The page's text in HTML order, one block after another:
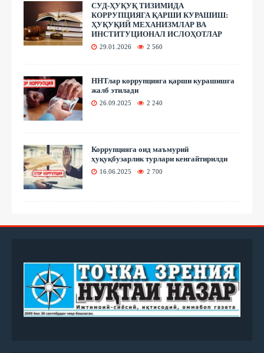
СУД-ҲУҚУҚ ТИЗИМИДА
КОРРУПЦИЯГА ҚАРШИ КУРАШИШ:
ҲУҚУҚИЙ МЕХАНИЗМЛАР ВА
ИНСТИТУЦИОНАЛ ИСЛОҲОТЛАР
29.01.2026 2 560
ННТлар коррупцияга қарши курашишга
жалб этилади
26.09.2025 2 240
Коррупцияга оид маъмурий
ҳуқуқбузарлик турлари кенгайтирилди
16.06.2025 2 700